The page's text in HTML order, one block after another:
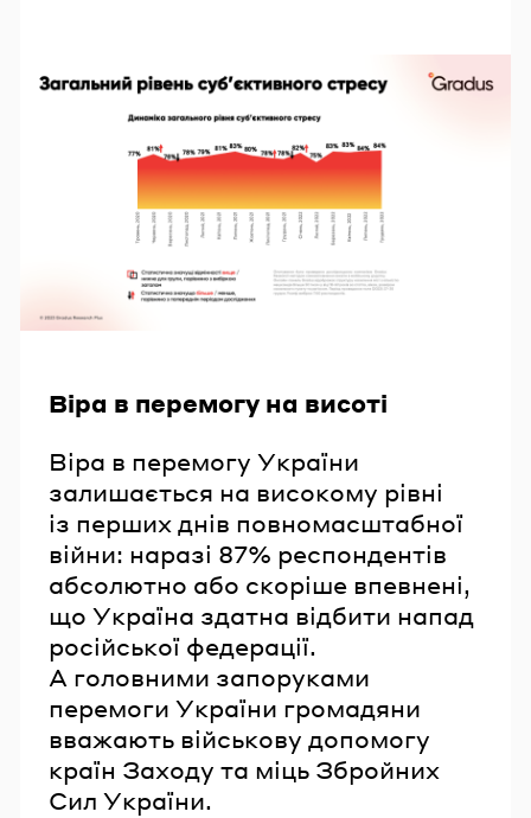
Віра в перемогу на висоті
Віра в перемогу України
залишається на високому рівні
із перших днів повномасштабної
війни: наразі 87% респондентів
абсолютно або скоріше впевнені,
що Україна здатна відбити напад
російської федерації.
А головними запоруками
перемоги України громадяни
вважають військову допомогу
країн Заходу та міць Збройних
Сил України.